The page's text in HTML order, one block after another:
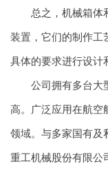
总之，机械箱体和
装置，它们的制作工
具体的要求进行设计
公司拥有多台大型
高。广泛应用在航空
领域。与多家国有及
重工机械股份有限公